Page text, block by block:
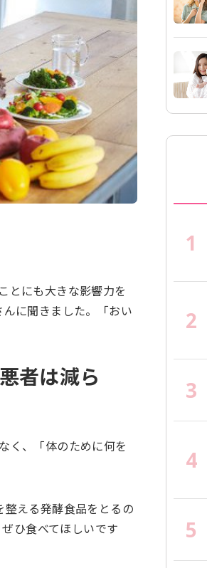
とにも大きな影響力を
に聞きました。「おい
者は減ら
く、「体のために何を
える発酵食品をとるの
ひ食べてほしいです
1
2
3
4
5